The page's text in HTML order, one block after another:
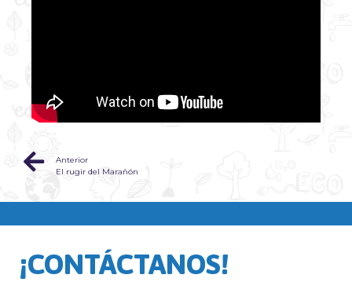
Anterior
El rugir del Marañón
¡CONTÁCTANOS!